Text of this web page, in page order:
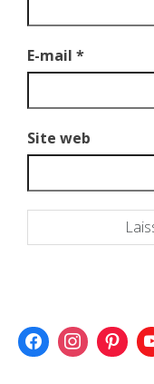
E-mail *
Site web